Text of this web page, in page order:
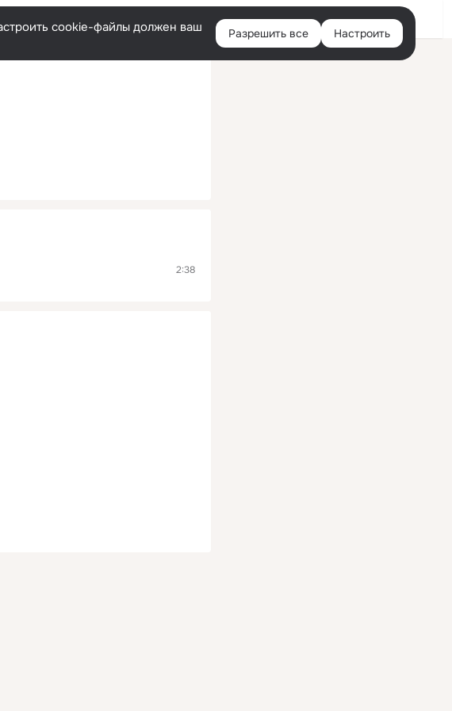
Русский Войти
cookie-файлы должен ваш
Разрешить все Настроить
2:38